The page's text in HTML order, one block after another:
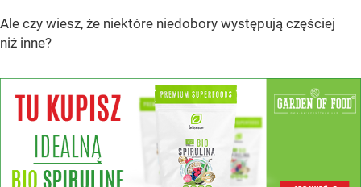
Ale czy wiesz, że niektóre niedobory występują częściej
niż inne?